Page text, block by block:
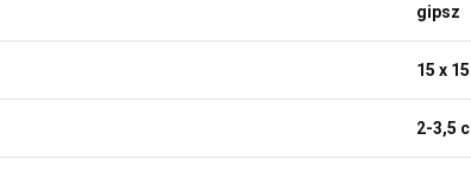
gipsz
15 x
2-3,5